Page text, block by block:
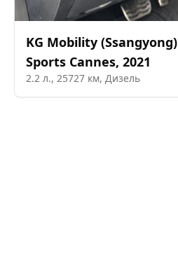
KG Mobility (Ssangyong)
Sports Cannes, 2021
2.2 л., 25727 км, Дизель